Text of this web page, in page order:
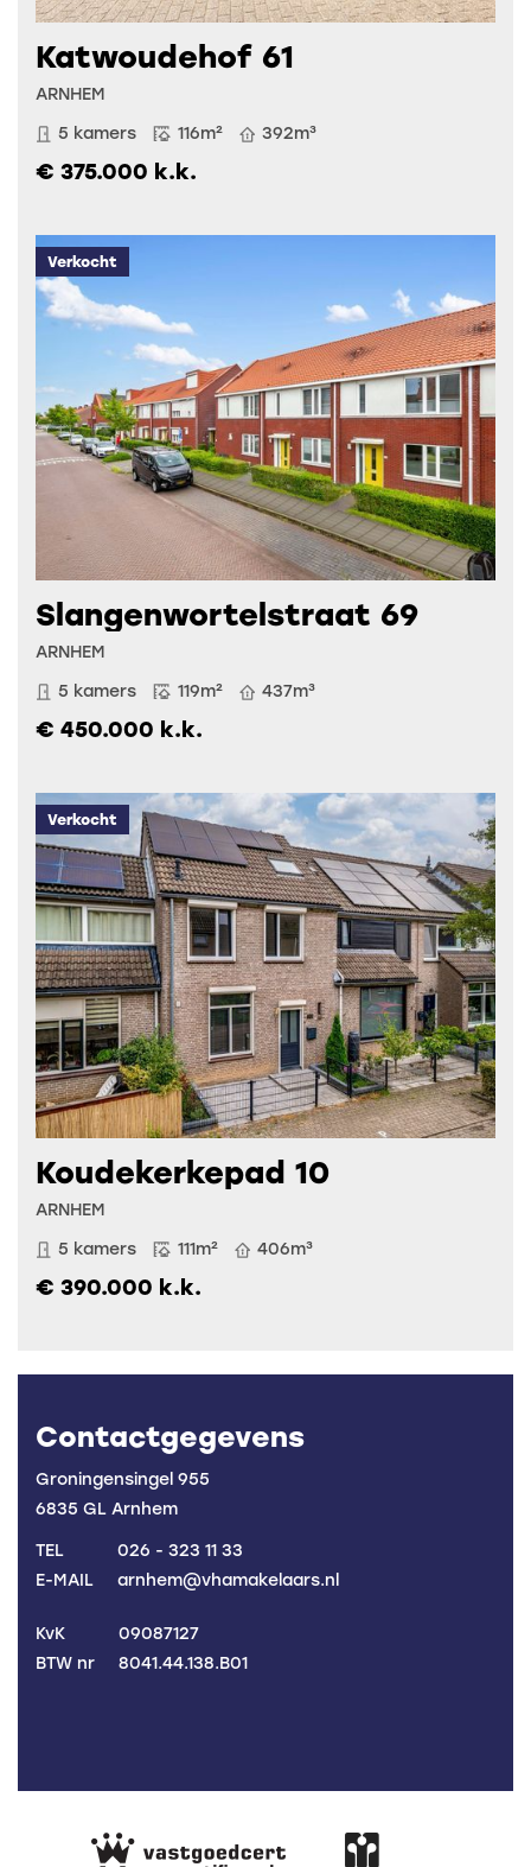
Katwoudehof 61
ARNHEM
5 kamers
116m² 392m³
€ 375.000 k.k.
Verkocht
Slangenwortelstraat 69
ARNHEM
5 kamers
119m² 437m³
€ 450.000 k.k.
Verkocht
Koudekerkepad 10
ARNHEM
5 kamers
111m² 406m³
€ 390.000 k.k.
Contactgegevens
Groningensingel 955
6835 GL Arnhem
TEL
026 - 323 11 33
E-MAIL
arnhem@vhamakelaars.nl
KvK
09087127
BTW nr
8041.44.138.B01